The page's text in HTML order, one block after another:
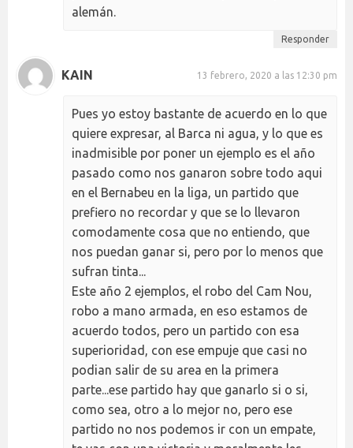
alemán.
Responder
KAIN 13 febrero, 2020 a las 12:30 pm
Pues yo estoy bastante de acuerdo en lo que
quiere expresar, al Barca ni agua, y lo que es
inadmisible por poner un ejemplo es el año
pasado como nos ganaron sobre todo aqui
en el Bernabeu en la liga, un partido que
prefiero no recordar y que se lo llevaron
comodamente cosa que no entiendo, que
nos puedan ganar si, pero por lo menos que
sufran tinta...
Este año 2 ejemplos, el robo del Cam Nou,
robo a mano armada, en eso estamos de
acuerdo todos, pero un partido con esa
superioridad, con ese empuje que casi no
podian salir de su area en la primera
parte...ese partido hay que ganarlo si o si,
como sea, otro a lo mejor no, pero ese
partido no nos podemos ir con un empate,